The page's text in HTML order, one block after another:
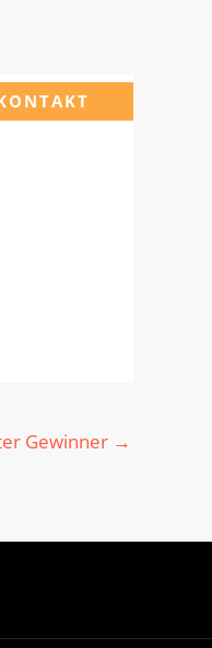
Gewinner →